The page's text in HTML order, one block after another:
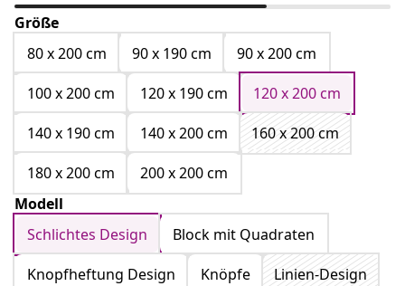
Größe
80 x 200 cm
90 x 190 cm
90 x 200 cm
100 x 200 cm
120 x 190 cm
120 x 200 cm
140 x 190 cm
140 x 200 cm
160 x 200 cm
180 x 200 cm
200 x 200 cm
Modell
Schlichtes Design
Block mit Quadraten
Knopfheftung Design
Knöpfe
Linien-Design